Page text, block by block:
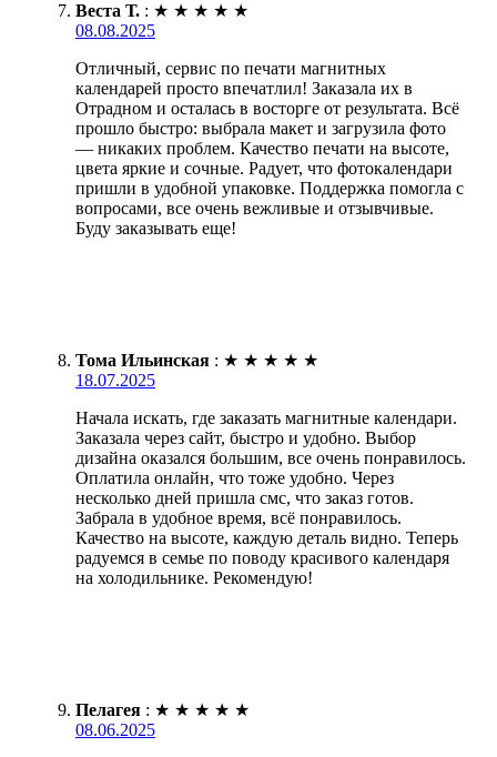
Веста Т. : ★ ★ ★ ★ ★
08.08.2025
Отличный, сервис по печати магнитных
календарей просто впечатлил! Заказала их в
Отрадном и осталась в восторге от результата. Всё
прошло быстро: выбрала макет и загрузила фото
— никаких проблем. Качество печати на высоте,
цвета яркие и сочные. Радует, что фотокалендари
пришли в удобной упаковке. Поддержка помогла с
вопросами, все очень вежливые и отзывчивые.
Буду заказывать еще!
Тома Ильинская : ★ ★ ★ ★ ★
18.07.2025
Начала искать, где заказать магнитные календари.
Заказала через сайт, быстро и удобно. Выбор
дизайна оказался большим, все очень понравилось.
Оплатила онлайн, что тоже удобно. Через
несколько дней пришла смс, что заказ готов.
Забрала в удобное время, всё понравилось.
Качество на высоте, каждую деталь видно. Теперь
радуемся в семье по поводу красивого календаря
на холодильнике. Рекомендую!
Пелагея : ★ ★ ★ ★ ★
08.06.2025